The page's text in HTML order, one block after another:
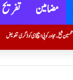
مضامین تفریح
کنوٹ شہر و گوکونڈہ علاقے میں خصوصی گہری نظرِ ثانی (SIR) کے 100 فیصد فارموں کی ڈیجیٹلائزیشن مکمل کرنے والے بی ایل او عمران خان کریم خان (معاون مدرس) کی اعزازی تقریب